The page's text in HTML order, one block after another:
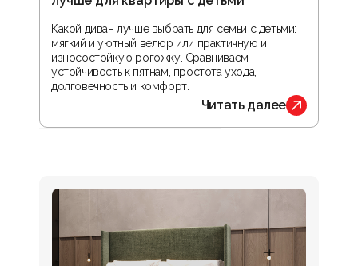
Какой диван лучше выбрать для семьи с детьми:
мягкий и уютный велюр или практичную и
износостойкую рогожку. Сравниваем
устойчивость к пятнам, простота ухода,
долговечность и комфорт.
Читать далее